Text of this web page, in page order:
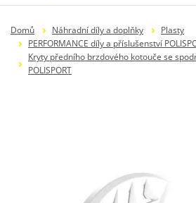
Domů Náhradní díly a doplňky
Plasty
PERFORMANCE díly a příslušenství
Kryty předního brzdového kotouče se
POLISPORT